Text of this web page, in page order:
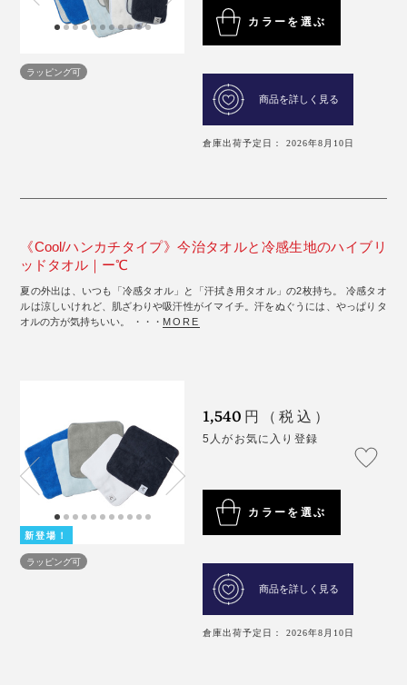
ラッピング可
カラーを選ぶ
商品を詳しく見る
倉庫出荷予定日： 2026年8月10日
《Cool/ハンカチタイプ》今治タオルと冷感生地のハイブリ
ッドタオル｜ー℃
夏の外出は、いつも「冷感タオル」と「汗拭き用タオル」の2枚持ち。 冷感タオ
ルは涼しいけれど、肌ざわりや吸汗性がイマイチ。汗をぬぐうには、やっぱりタ
オルの方が気持ちいい。 ・・・ MORE
新登場！
ラッピング可
1,540 円（税込）
5人がお気に入り登録
カラーを選ぶ
商品を詳しく見る
倉庫出荷予定日： 2026年8月10日